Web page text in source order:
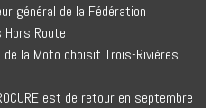
général de la Fédération
Hors Route
de la Moto choisit Trois-Rivières
est de retour en septembre